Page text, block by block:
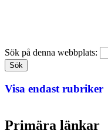
Sök på denna webbplats:
Visa endast rubriker
Primära länkar